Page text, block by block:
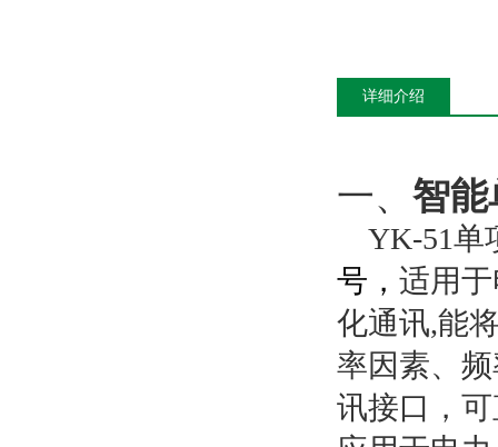
详细介绍
一、 智能
YK-51单
号， 适用
化通讯,能
率因素、频
讯接口，